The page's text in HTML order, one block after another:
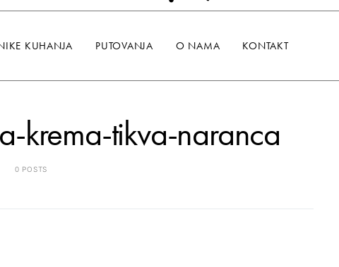
KUHANJA PUTOVANJA O NAMA KONTAKT
krema-tikva-naranca
0 POSTS